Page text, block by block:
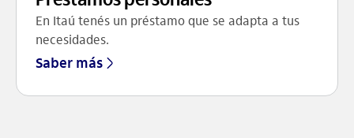
En Itaú tenés un préstamo que se adapta a tus
necesidades.
Saber más